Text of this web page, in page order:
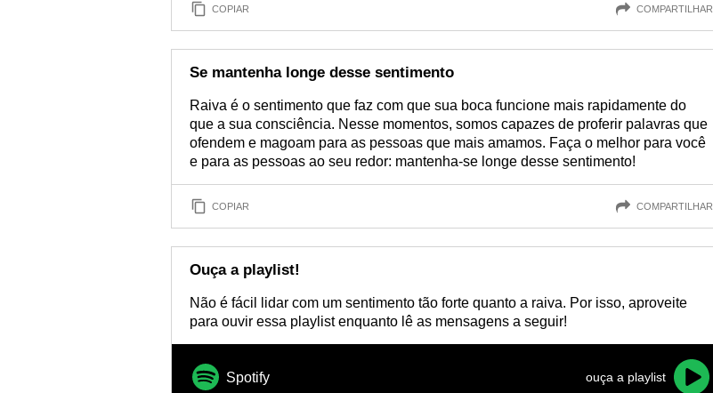
COPIAR COMPARTILHAR
Se mantenha longe desse sentimento
Raiva é o sentimento que faz com que sua boca funcione mais rapidamente do
que a sua consciência. Nesse momentos, somos capazes de proferir palavras que
ofendem e magoam para as pessoas que mais amamos. Faça o melhor para você
e para as pessoas ao seu redor: mantenha-se longe desse sentimento!
COPIAR COMPARTILHAR
Ouça a playlist!
Não é fácil lidar com um sentimento tão forte quanto a raiva. Por isso, aproveite
para ouvir essa playlist enquanto lê as mensagens a seguir!
Spotify ouça a playlist